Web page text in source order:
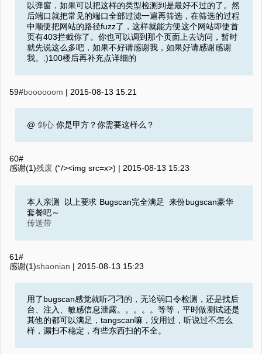
以弹窗，如果可以把这样的类型检测到是最好不过的了。然
后端口就把常见的端口全部过滤一遍再筛选，在筛选的过程
中顺便把网站的路径fuzz了，这样就能方便这个网站即使首
页有403拦截你了。你也可以调到那个页面上去访问，暂时
就先说这么多吧，如果不好请感谢我，如果好请感谢感谢
我。:)100楼后再补充点详细的
59#boooooom | 2015-08-13 15:21
@ 剑心 你是甲方？你需要这样么？
60#
感谢(1)残废 (“/><img src=x>) | 2015-08-13 15:23
本人亲测 以上要求 Bugscan完全满足 来份bugscan豪华
套餐吧～
传送带
61#
感谢(1)shaonian | 2015-08-13 15:23
用了bugscan感觉就听刁刁的，无论弱口令检测，还是找后
台、注入、敏感信息泄露。。。。。等等，平时做测试还是
其他的都可以满足，tangscan嘛，没用过，听说过不怎么
样，漏扫不稳定，有些东西扫的不全。